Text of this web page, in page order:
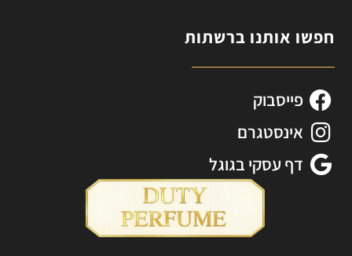
חפשו אותנו ברשתות
פייסבוק
אינסטגרם
דף עסקי בגוגל